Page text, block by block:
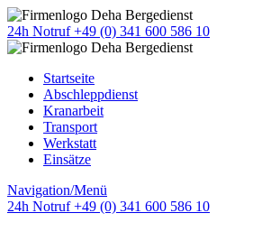
24h Notruf +49 (0) 341 600 586 10
Startseite
Abschleppdienst
Kranarbeit
Transport
Werkstatt
Einsätze
Navigation/Menü
24h Notruf +49 (0) 341 600 586 10